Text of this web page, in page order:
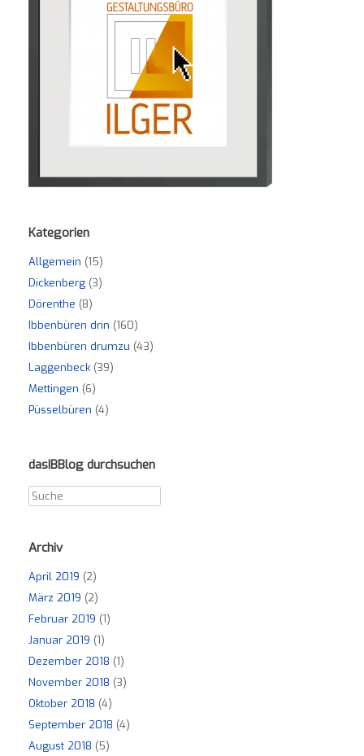
Kategorien
Allgemein (15)
Dickenberg (3)
Dörenthe (8)
Ibbenbüren drin (160)
Ibbenbüren drumzu (43)
Laggenbeck (39)
Mettingen (6)
Püsselbüren (4)
dasIBBlog durchsuchen
Archiv
April 2019 (2)
März 2019 (2)
Februar 2019 (1)
Januar 2019 (1)
Dezember 2018 (1)
November 2018 (3)
Oktober 2018 (4)
September 2018 (4)
August 2018 (5)